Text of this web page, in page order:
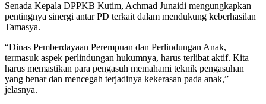
Senada Kepala DPPKB Kutim, Achmad Junaidi mengungkapkan
pentingnya sinergi antar PD terkait dalam mendukung keberhasilan
Tamasya.
“Dinas Pemberdayaan Perempuan dan Perlindungan Anak,
termasuk aspek perlindungan hukumnya, harus terlibat aktif. Kita
harus memastikan para pengasuh memahami teknik pengasuhan
yang benar dan mencegah terjadinya kekerasan pada anak,”
jelasnya.